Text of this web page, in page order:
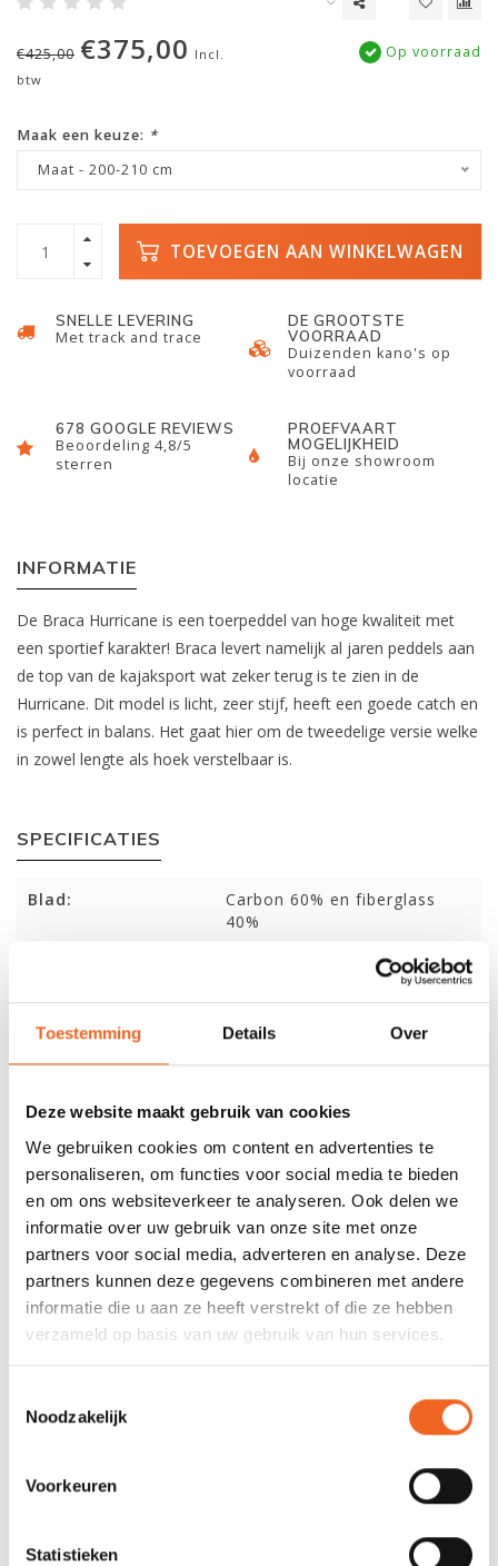
Toestemming Details Over
Deze website maakt gebruik van cookies
We gebruiken cookies om content en advertenties te
personaliseren, om functies voor social media te bieden
en om ons websiteverkeer te analyseren. Ook delen we
informatie over uw gebruik van onze site met onze
partners voor social media, adverteren en analyse. Deze
partners kunnen deze gegevens combineren met andere
informatie die u aan ze heeft verstrekt of die ze hebben
verzameld op basis van uw gebruik van hun services.
Noodzakelijk
Voorkeuren
Statistieken
€425,00 €375,00 Incl.
btw
Op voorraad
Maak een keuze: *
Maat - 200-210 cm
TOEVOEGEN AAN WINKELWAGEN
SNELLE LEVERING
Met track and trace
DE GROOTSTE
VOORRAAD
Duizenden kano's op
voorraad
678 GOOGLE REVIEWS
Beoordeling 4,8/5
sterren
PROEFVAART
MOGELIJKHEID
Bij onze showroom
locatie
INFORMATIE
De Braca Hurricane is een toerpeddel van hoge kwaliteit met
een sportief karakter! Braca levert namelijk al jaren peddels aan
de top van de kajaksport wat zeker terug is te zien in de
Hurricane. Dit model is licht, zeer stijf, heeft een goede catch en
is perfect in balans. Het gaat hier om de tweedelige versie welke
in zowel lengte als hoek verstelbaar is.
SPECIFICATIES
Blad:
Carbon 60% en fiberglass
40%
Deelbaar:
Ja + 360º graden en lengte
verstelbaar
Gewicht: 780 gr.
REVIEWS
Nog niet gewaardeerd
0 sterren op basis van 0 beoordelingen
GERELATEERDE PRODUCTEN